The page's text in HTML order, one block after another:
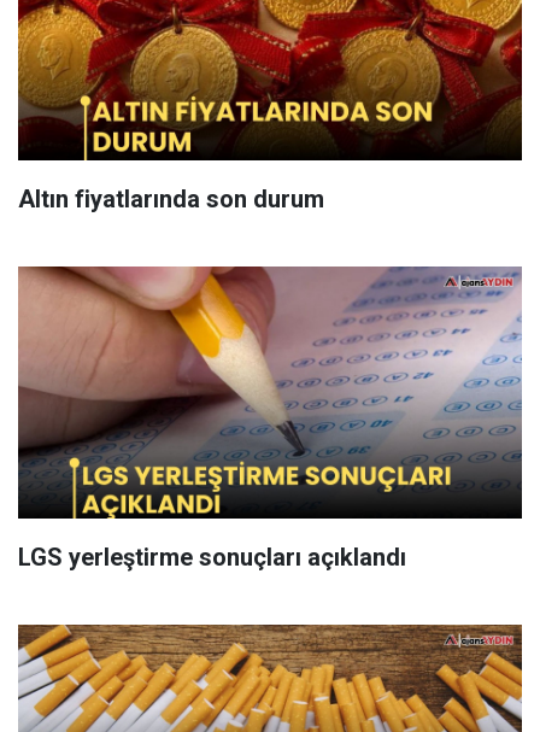
Altın fiyatlarında son durum
LGS yerleştirme sonuçları açıklandı